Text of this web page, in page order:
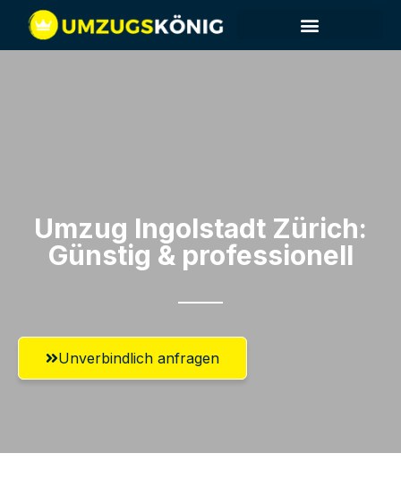
Umzug Ingolstadt​ Zürich:
Günstig & professionell​
Unverbindlich anfragen